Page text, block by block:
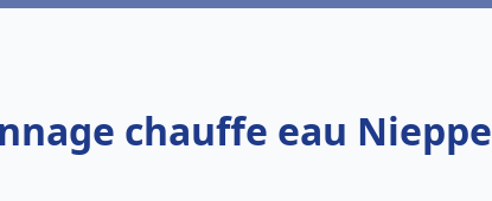
chauffe eau Nieppe